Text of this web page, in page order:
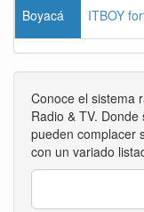
Boyacá ITBOY
Conoce el sistema
Radio & TV.
pueden complacer
con un variado